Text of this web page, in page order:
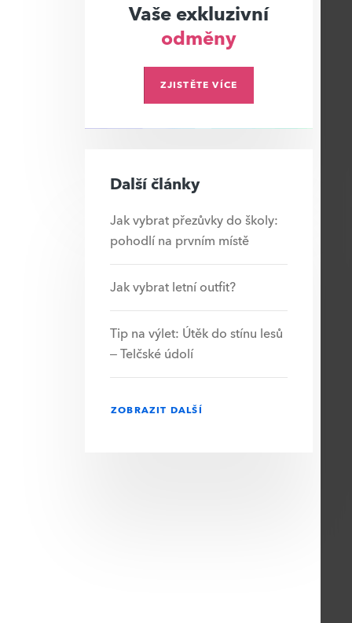
Vaše exkluzivní
odměny
ZJISTĚTE VÍCE
Další články
Jak vybrat přezůvky do školy:
pohodlí na prvním místě
Jak vybrat letní outfit?
Tip na výlet: Útěk do stínu lesů
– Telčské údolí
ZOBRAZIT DALŠÍ